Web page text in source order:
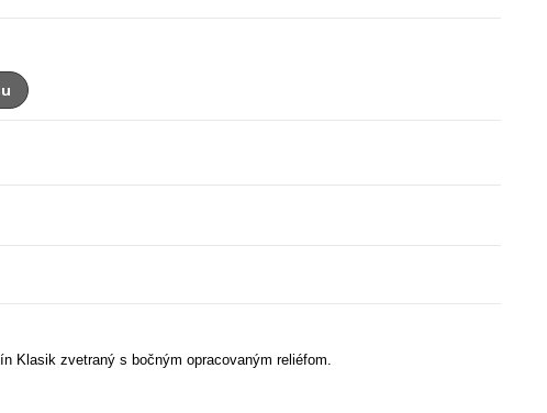
Klasik zvetraný s bočným opracovaným reliéfom.